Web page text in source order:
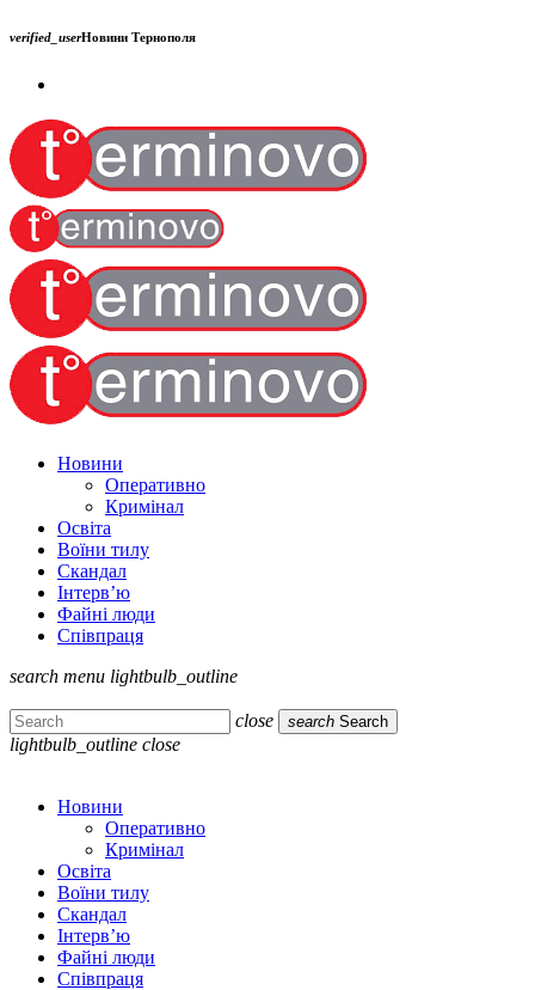
verified_userНовини Тернополя
Новини
Оперативно
Кримінал
Освіта
Воїни тилу
Скандал
Інтерв’ю
Файні люди
Співпраця
search menu lightbulb_outline
close search Search
lightbulb_outline close
Новини
Оперативно
Кримінал
Освіта
Воїни тилу
Скандал
Інтерв’ю
Файні люди
Співпраця